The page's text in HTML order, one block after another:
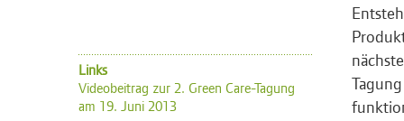
Links
Videobeitrag zur 2. Green Care-Tagung
am 19. Juni 2013